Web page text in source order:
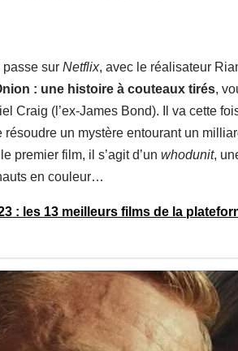
passe sur Netflix, avec le réalisateur
: une histoire à couteaux tirés,
Craig (l’ex-James Bond). Il va cette
un mystère entourant un
premier film, il s’agit d’un whodunit,
en couleur…
: les 13 meilleurs films de la